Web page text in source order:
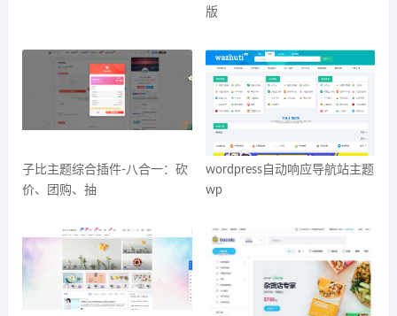
版
子比主题综合插件-八合一：砍
价、团购、抽
wordpress自动响应导航站主题
wp